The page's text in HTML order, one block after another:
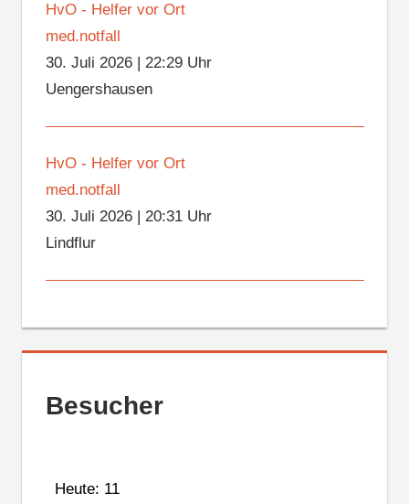
HvO - Helfer vor Ort
med.notfall
30. Juli 2026| 22:29 Uhr
Uengershausen
HvO - Helfer vor Ort
med.notfall
30. Juli 2026| 20:31 Uhr
Lindflur
Besucher
Heute: 11